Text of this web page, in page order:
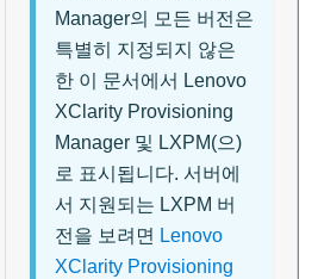
Manager의 모든 버전은
특별히 지정되지 않은
한 이 문서에서 Lenovo
XClarity Provisioning
Manager 및 LXPM(으)
로 표시됩니다. 서버에
서 지원되는 LXPM 버
전을 보려면 Lenovo
XClarity Provisioning